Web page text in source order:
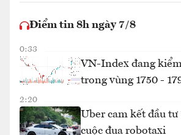
Điểm tin 8h ngày 7/8
0:33
VN-Index đang
trong vùng 1750 -
2:20
Uber cam kết đầu tư
cuộc đua robotaxi